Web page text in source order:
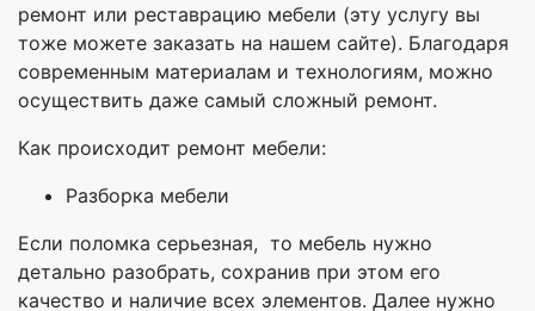
ремонт или реставрацию мебели (эту услугу вы
тоже можете заказать на нашем сайте). Благодаря
современным материалам и технологиям, можно
осуществить даже самый сложный ремонт.
Как происходит ремонт мебели:
Разборка мебели
Если поломка серьезная, то мебель нужно
детально разобрать, сохранив при этом его
качество и наличие всех элементов. Далее нужно